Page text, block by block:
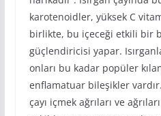
karotenoidler, yüksek C
birlikte, bu içeceği etkili bir
güçlendiricisi yapar.
onları bu kadar popüler
enflamatuar bileşikler
çayı içmek ağrıları ve